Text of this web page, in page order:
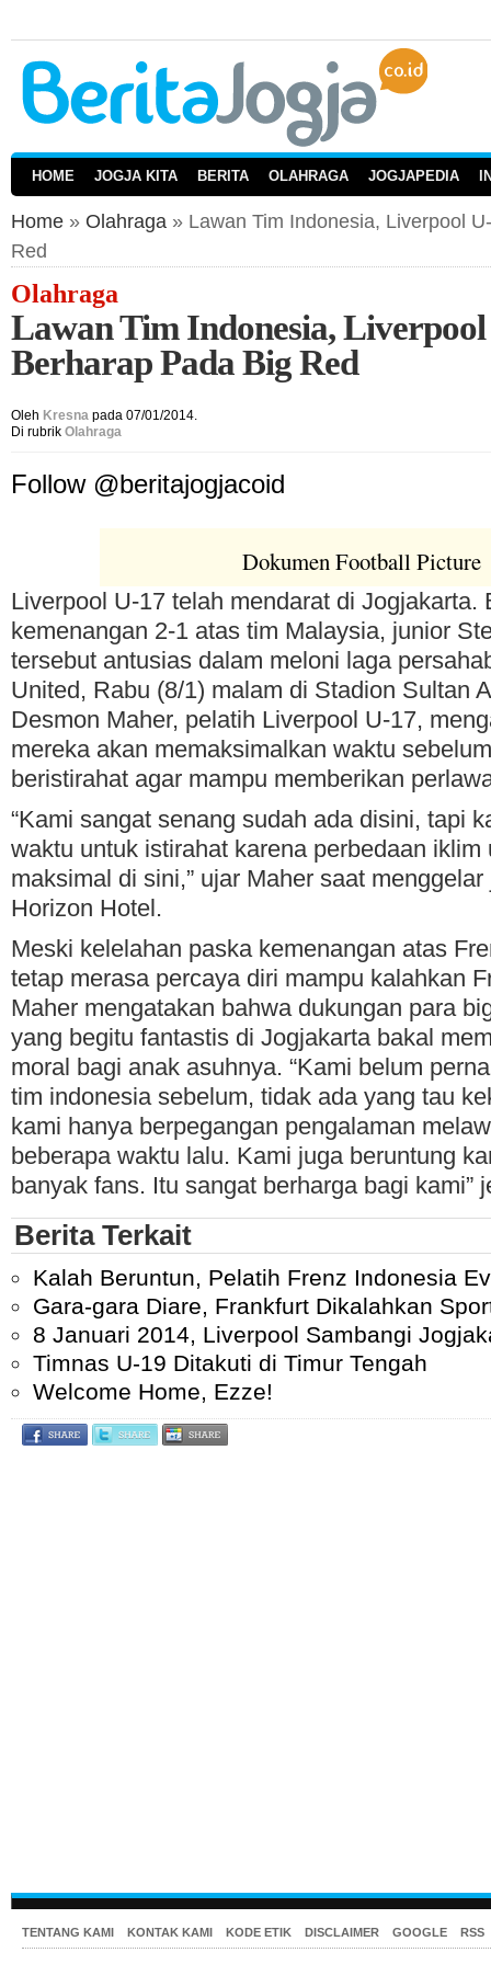
HOME JOGJA KITA BERITA OLAHRAGA JOGJAPEDIA
Home » Olahraga » Lawan Tim Indonesia, Liverpool
Red
Olahraga
Lawan Tim Indonesia,
Berharap Pada Big Red
Oleh Kresna pada 07/01/2014.
Di rubrik Olahraga
Follow @beritajogjacoid
Dokumen Football Picture
Liverpool U-17 telah mendarat di Jogjakarta.
kemenangan 2-1 atas tim Malaysia, junior
tersebut antusias dalam meloni laga
United, Rabu (8/1) malam di Stadion Sultan
Desmon Maher, pelatih Liverpool U-17,
mereka akan memaksimalkan waktu
beristirahat agar mampu memberikan
“Kami sangat senang sudah ada disini, tapi
waktu untuk istirahat karena perbedaan iklim
maksimal di sini,” ujar Maher saat
Horizon Hotel.
Meski kelelahan paska kemenangan atas
tetap merasa percaya diri mampu kalahkan
Maher mengatakan bahwa dukungan para
yang begitu fantastis di Jogjakarta bakal
moral bagi anak asuhnya. “Kami belum
tim indonesia sebelum, tidak ada yang tau
kami hanya berpegangan pengalaman
beberapa waktu lalu. Kami juga beruntung
banyak fans. Itu sangat berharga bagi kami”
Berita Terkait
Kalah Beruntun, Pelatih Frenz Indonesia
Gara-gara Diare, Frankfurt Dikalahkan
8 Januari 2014, Liverpool Sambangi
Timnas U-19 Ditakuti di Timur Tengah
Welcome Home, Ezze!
TENTANG KAMI KONTAK KAMI KODE ETIK DISCLAIMER GOOGLE RSS